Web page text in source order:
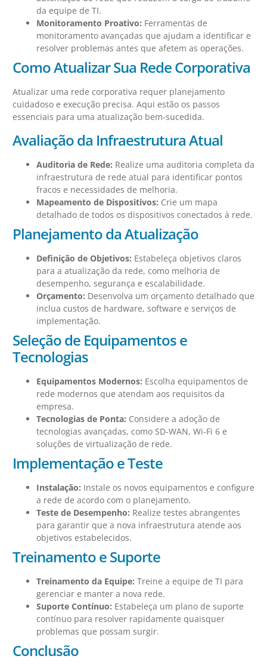
da equipe de TI.
Monitoramento Proativo: Ferramentas de
monitoramento avançadas que ajudam a identificar e
resolver problemas antes que afetem as operações.
Como Atualizar Sua Rede Corporativa
Atualizar uma rede corporativa requer planejamento
cuidadoso e execução precisa. Aqui estão os passos
essenciais para uma atualização bem-sucedida.
Avaliação da Infraestrutura Atual
Auditoria de Rede: Realize uma auditoria completa da
infraestrutura de rede atual para identificar pontos
fracos e necessidades de melhoria.
Mapeamento de Dispositivos: Crie um mapa
detalhado de todos os dispositivos conectados à rede.
Planejamento da Atualização
Definição de Objetivos: Estabeleça objetivos claros
para a atualização da rede, como melhoria de
desempenho, segurança e escalabilidade.
Orçamento: Desenvolva um orçamento detalhado que
inclua custos de hardware, software e serviços de
implementação.
Seleção de Equipamentos e
Tecnologias
Equipamentos Modernos: Escolha equipamentos de
rede modernos que atendam aos requisitos da
empresa.
Tecnologias de Ponta: Considere a adoção de
tecnologias avançadas, como SD-WAN, Wi-Fi 6 e
soluções de virtualização de rede.
Implementação e Teste
Instalação: Instale os novos equipamentos e configure
a rede de acordo com o planejamento.
Teste de Desempenho: Realize testes abrangentes
para garantir que a nova infraestrutura atende aos
objetivos estabelecidos.
Treinamento e Suporte
Treinamento da Equipe: Treine a equipe de TI para
gerenciar e manter a nova rede.
Suporte Contínuo: Estabeleça um plano de suporte
contínuo para resolver rapidamente quaisquer
problemas que possam surgir.
Conclusão